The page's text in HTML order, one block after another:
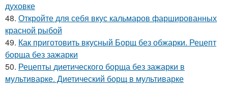
духовке
48. Откройте для себя вкус кальмаров фаршированных
красной рыбой
49. Как приготовить вкусный Борщ без обжарки. Рецепт
борща без зажарки
50. Рецепты диетического борща без зажарки в
мультиварке. Диетический борщ в мультиварке